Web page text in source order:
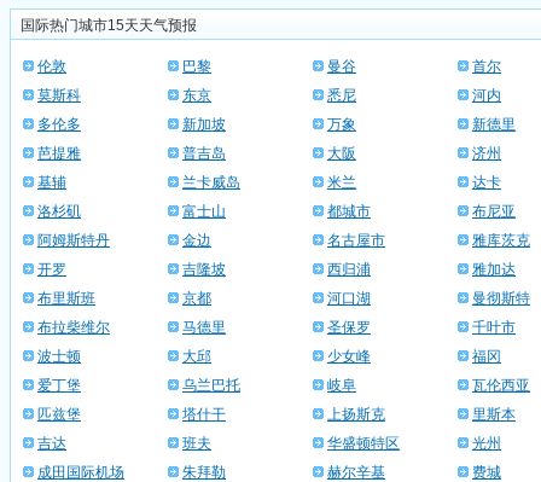
国际热门城市15天天气预报
伦敦 巴黎 曼谷
首尔
莫斯科
东京 悉尼
河内
多伦多
新加坡 万象
新德里
芭提雅
普吉岛 大阪
济州
基辅
兰卡威岛 米兰
达卡
洛杉矶
富士山 都城市
布尼亚
阿姆斯特丹
金边 名古屋市
雅库茨克
开罗
吉隆坡 西归浦
雅加达
布里斯班
京都 河口湖
曼彻斯特
布拉柴维尔
马德里 圣保罗
千叶市
波士顿
大邱 少女峰
福冈
爱丁堡
乌兰巴托 岐阜
瓦伦西亚
匹兹堡
塔什干 上扬斯克
里斯本
吉达
班夫 华盛顿特区
光州
成田国际机场
朱拜勒 赫尔辛基
费城